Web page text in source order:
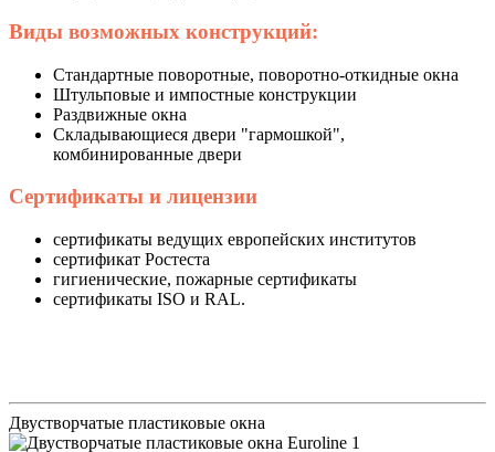
Виды возможных конструкций:
Стандартные поворотные, поворотно-откидные окна
Штульповые и импостные конструкции
Раздвижные окна
Складывающиеся двери "гармошкой",
комбинированные двери
Сертификаты и лицензии
сертификаты ведущих европейских институтов
сертификат Ростеста
гигиенические, пожарные сертификаты
сертификаты ISO и RAL.
Двустворчатые пластиковые окна